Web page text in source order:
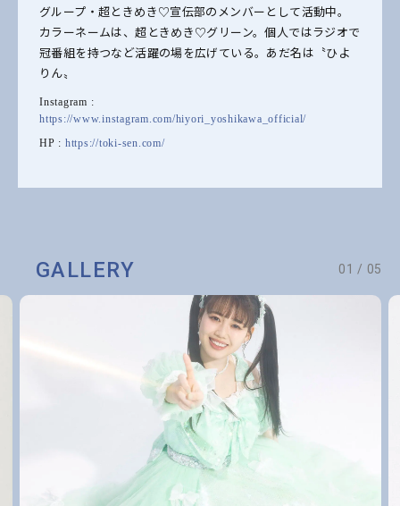
グループ・超ときめき♡宣伝部のメンバーとして活動中。
カラーネームは、超ときめき♡グリーン。個人ではラジオで
冠番組を持つなど活躍の場を広げている。あだ名は〝ひよ
りん〟
Instagram :
https://www.instagram.com/hiyori_yoshikawa_official/
HP : https://toki-sen.com/
GALLERY 01 / 05